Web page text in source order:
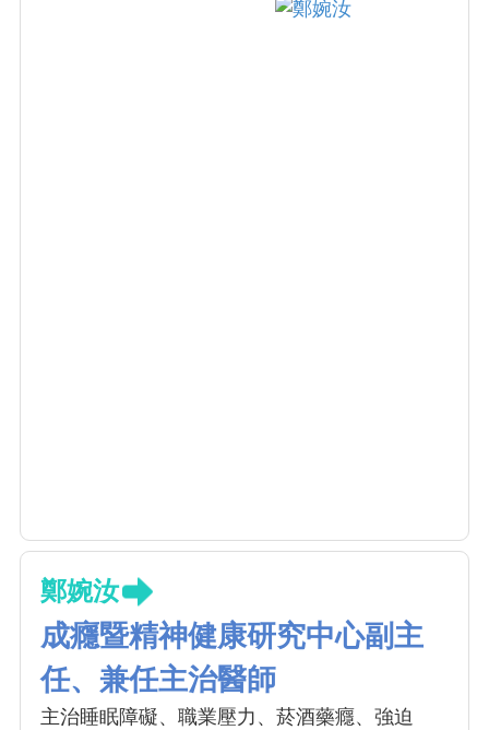
鄭婉汝
成癮暨精神健康研究中心副主
任、兼任主治醫師
主治睡眠障礙、職業壓力、菸酒藥癮、強迫